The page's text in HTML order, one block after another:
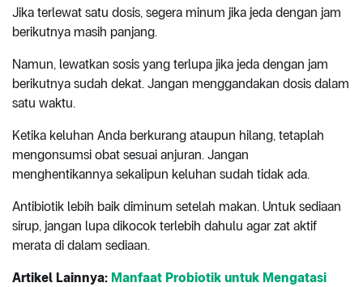
Jika terlewat satu dosis, segera minum jika jeda dengan jam
berikutnya masih panjang.
Namun, lewatkan sosis yang terlupa jika jeda dengan jam
berikutnya sudah dekat. Jangan menggandakan dosis dalam
satu waktu.
Ketika keluhan Anda berkurang ataupun hilang, tetaplah
mengonsumsi obat sesuai anjuran. Jangan
menghentikannya sekalipun keluhan sudah tidak ada.
Antibiotik lebih baik diminum setelah makan. Untuk sediaan
sirup, jangan lupa dikocok terlebih dahulu agar zat aktif
merata di dalam sediaan.
Artikel Lainnya: Manfaat Probiotik untuk Mengatasi